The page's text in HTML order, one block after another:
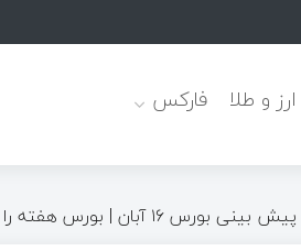
ارز و طلا فارکس
پیش بینی بورس ۱۶ آبان | بورس هفته را خونین تمام می کند؟